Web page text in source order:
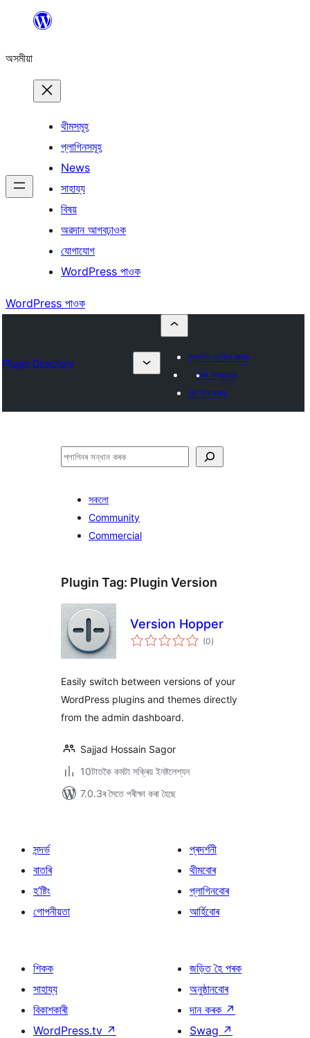
বিষয়বস্তুলৈ
অসমীয়া
থীমসমূহ
প্লাগিনসমূহ
News
সাহায্য
বিষয়
অৱদান আগবঢ়াওক
যোগাযোগ
WordPress পাওক
WordPress পাওক
Plugin Directory
প্লাগিন দাখিল কৰক
মোৰ প্ৰিয়বোৰ
লগ ইন কৰক
সন্ধান
সকলো
Community
Commercial
Plugin Tag: Plugin Version
Version Hopper
(0টা
মুঠ)
Easily switch between versions of your
WordPress plugins and themes directly
from the admin dashboard.
Sajjad Hossain Sagor
10টাতকৈ কমটা সক্ৰিয় ইনষ্টলেশ্যন
7.0.3ৰ সৈতে পৰীক্ষা কৰা হৈছে
সন্দৰ্ভ
বাতৰি
হ’ষ্টিং
গোপনীয়তা
প্ৰদৰ্শনী
থীমবোৰ
প্লাগিনবোৰ
আৰ্হিবোৰ
শিকক
সাহায্য
বিকাশকাৰী
WordPress.tv ↗
জড়িত হৈ পৰক
অনুষ্ঠানবোৰ
দান কৰক ↗
Swag ↗